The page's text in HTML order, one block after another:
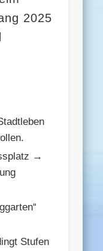
2025
→
Stufen